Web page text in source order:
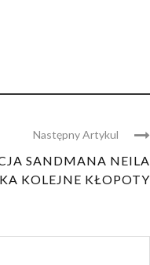
Następny Artykul
SANDMANA NEILA
KOLEJNE KŁOPOTY